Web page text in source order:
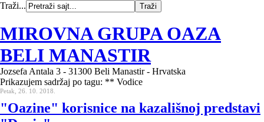
Traži...
MIROVNA GRUPA OAZA
BELI MANASTIR
Jozsefa Antala 3 - 31300 Beli Manastir - Hrvatska
Prikazujem sadržaj po tagu: ** Vodice
Petak, 26. 10. 2018.
"Oazine" korisnice na kazališnoj predstavi